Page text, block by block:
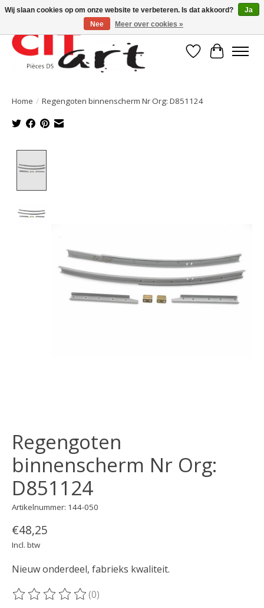
Verlanglijst
Home / Regengoten binnenscherm Nr Org: D851124
Regengoten
binnenscherm Nr Org:
D851124
Artikelnummer: 144-050
€48,25
Incl. btw
Nieuw onderdeel, fabrieks kwaliteit.
De beoordeling van dit product is
(0)
Wij slaan cookies op om onze website te verbeteren. Is dat akkoord?
Ja
Nee
Meer over cookies »